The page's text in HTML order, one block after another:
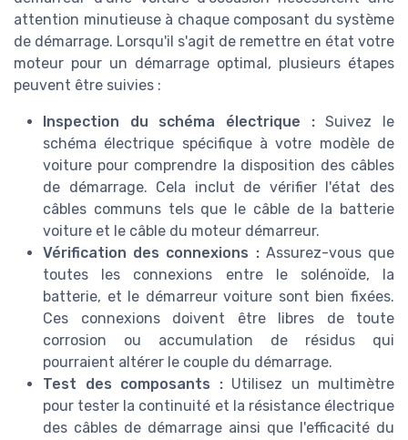
attention minutieuse à chaque composant du système
de démarrage. Lorsqu'il s'agit de remettre en état votre
moteur pour un démarrage optimal, plusieurs étapes
peuvent être suivies :
Inspection du schéma électrique :Suivez le
schéma électrique spécifique à votre modèle de
voiture pour comprendre la disposition des câbles
de démarrage. Cela inclut de vérifier l'état des
câbles communs tels que le câble de la batterie
voiture et le câble du moteur démarreur.
Vérification des connexions :Assurez-vous que
toutes les connexions entre le solénoïde, la
batterie, et le démarreur voiture sont bien fixées.
Ces connexions doivent être libres de toute
corrosion ou accumulation de résidus qui
pourraient altérer le couple du démarrage.
Test des composants :Utilisez un multimètre
pour tester la continuité et la résistance électrique
des câbles de démarrage ainsi que l'efficacité du